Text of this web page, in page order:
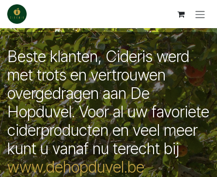
Overslaan naar inhoud
Beste klanten, Cideris werd
met trots en vertrouwen
overgedragen aan De
Hopduvel. Voor al uw favoriete
ciderproducten en veel meer
kunt u vanaf nu terecht bij
www.dehopduvel.be